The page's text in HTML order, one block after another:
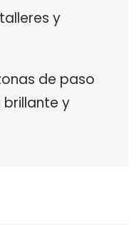
y
de paso
brillante y